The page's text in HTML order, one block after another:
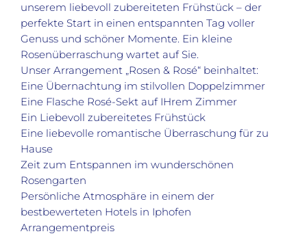
unserem liebevoll zubereiteten Frühstück – der
perfekte Start in einen entspannten Tag voller
Genuss und schöner Momente. Ein kleine
Rosenüberraschung wartet auf Sie.
Unser Arrangement „Rosen & Rosé“ beinhaltet:
Eine Übernachtung im stilvollen Doppelzimmer
Eine Flasche Rosé-Sekt auf IHrem Zimmer
Ein Liebevoll zubereitetes Frühstück
Eine liebevolle romantische Überraschung für zu
Hause
Zeit zum Entspannen im wunderschönen
Rosengarten
Persönliche Atmosphäre in einem der
bestbewerteten Hotels in Iphofen
Arrangementpreis